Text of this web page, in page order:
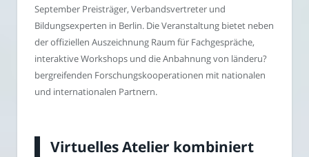
September Preisträger, Verbandsvertreter und
Bildungsexperten in Berlin. Die Veranstaltung bietet neben
der offiziellen Auszeichnung Raum für Fachgespräche,
interaktive Workshops und die Anbahnung von länderu?
bergreifenden Forschungskooperationen mit nationalen
und internationalen Partnern.
Virtuelles Atelier kombiniert